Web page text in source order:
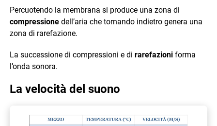
Percuotendo la membrana si produce una zona di
compressione dell’aria che tornando indietro genera una
zona di rarefazione.
La successione di compressioni e di rarefazioni forma
l’onda sonora.
La velocità del suono